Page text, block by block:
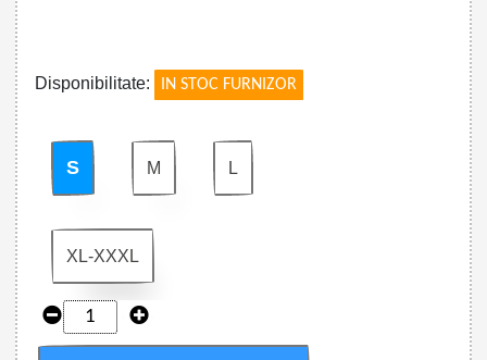
Disponibilitate: IN STOC FURNIZOR
S M L
XL-XXXL